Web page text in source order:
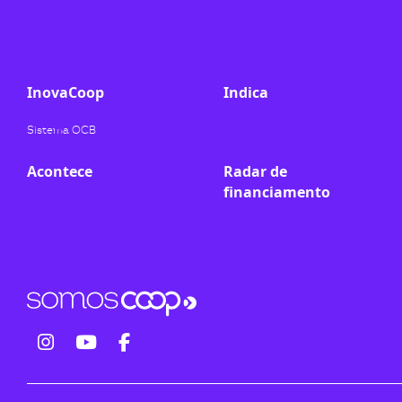
InovaCoop
Sistema OCB
Acontece
Indica
Radar de
financiamento
fab fabfab